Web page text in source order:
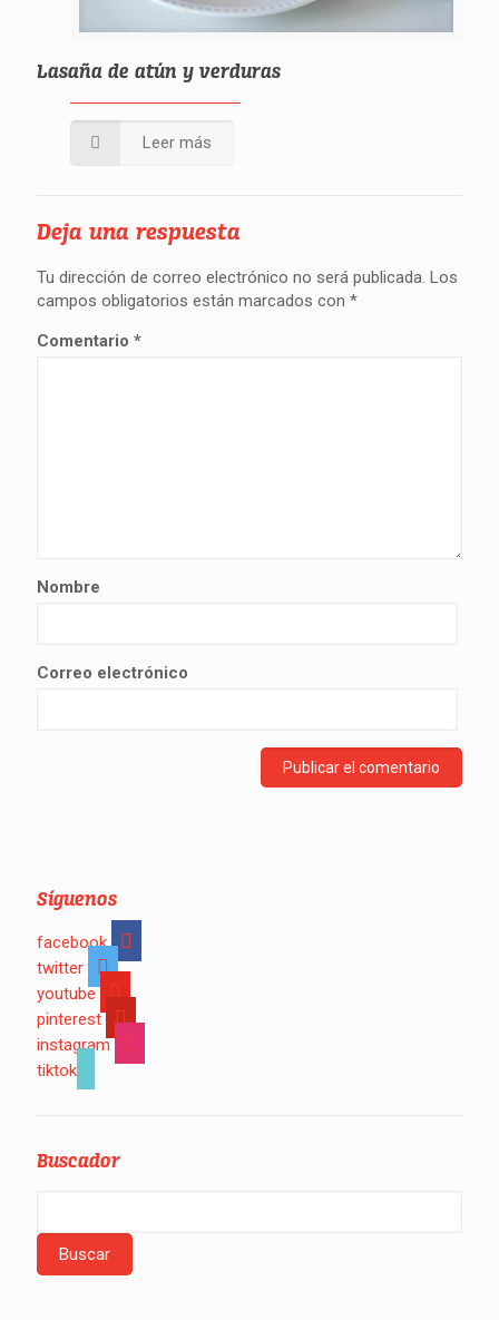
Lasaña de atún y verduras
Leer más
Deja una respuesta
Tu dirección de correo electrónico no será publicada. Los
campos obligatorios están marcados con *
Comentario *
Nombre
Correo electrónico
Síguenos
facebook
twitter
youtube
pinterest
instagram
tiktok
Buscador